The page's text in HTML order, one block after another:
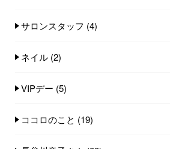
サロンスタッフ (4)
ネイル (2)
VIPデー (5)
ココロのこと (19)